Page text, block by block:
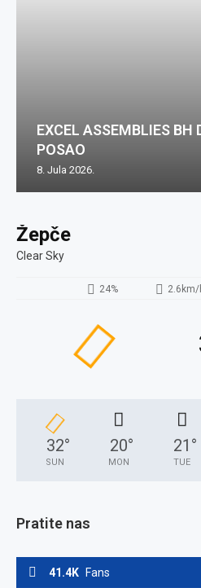
Žepče
Clear Sky
24% 2.6km/
32°
SUN
20°
MON
21 °
TUE
Pratite nas
41.4K Fans
EXCEL ASSEMBLIES BH
POSAO
8. Jula 2026.